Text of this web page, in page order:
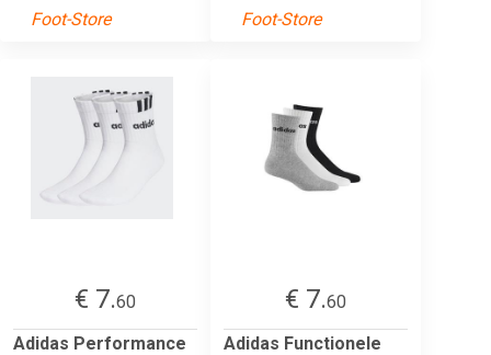
Foot-Store Foot-Store
€ 7.60
Adidas Performance
€ 7.60
Adidas Functionele